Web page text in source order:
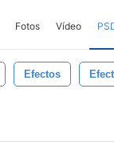
Fotos Vídeo
Efectos